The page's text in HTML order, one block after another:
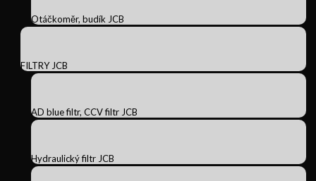
Otáčkoměr, budík JCB
FILTRY JCB
AD blue filtr, CCV filtr JCB
Hydraulický filtr JCB